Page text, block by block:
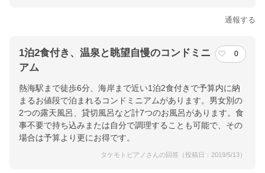
通報する
1泊2食付き、温泉と眺望自慢のコンドミニ
アム
0
熱海駅まで徒歩6分、海岸まで近い1泊2食付きで予算内に納
まるお値段で泊まれるコンドミニアムがあります。男女別の
2つの露天風呂、貸切風呂など計7つのお風呂があります。食
事不要で持ち込みまたは自分で調理することも可能で、その
場合は予算より更にお得です。
タケモトピアノさんの回答（投稿日：2019/5/13）